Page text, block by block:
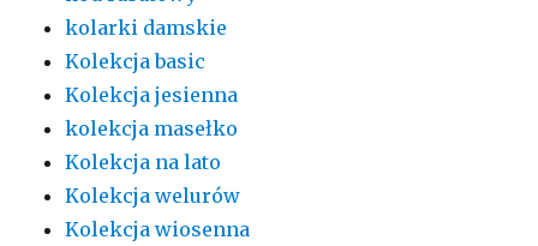
kolarki damskie
Kolekcja basic
Kolekcja jesienna
kolekcja masełko
Kolekcja na lato
Kolekcja welurów
Kolekcja wiosenna